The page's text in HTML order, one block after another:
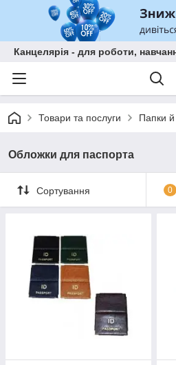
Канцелярія - для роботи,
Товари та послуги Папки й
Обложки для паспорта
Сортування 0